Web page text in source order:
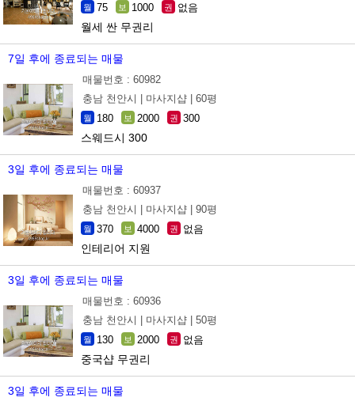
월 75 보 1000 권 없음
월세 싼 무권리
7일 후에 종료되는 매물
매물번호 : 60982
충남 천안시 |
마사지샵 | 60평
월 180 보 2000 권 300
스웨드시 300
3일 후에 종료되는 매물
매물번호 : 60937
충남 천안시 |
마사지샵 | 90평
월 370 보 4000 권 없음
인테리어 지원
3일 후에 종료되는 매물
매물번호 : 60936
충남 천안시 |
마사지샵 | 50평
월 130 보 2000 권 없음
중국샵 무권리
3일 후에 종료되는 매물